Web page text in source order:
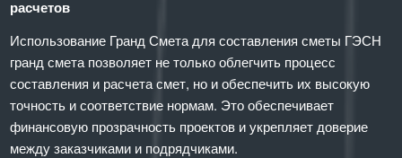
расчетов
Использование Гранд Смета для составления сметы ГЭСН
гранд смета позволяет не только облегчить процесс
составления и расчета смет, но и обеспечить их высокую
точность и соответствие нормам. Это обеспечивает
финансовую прозрачность проектов и укрепляет доверие
между заказчиками и подрядчиками.